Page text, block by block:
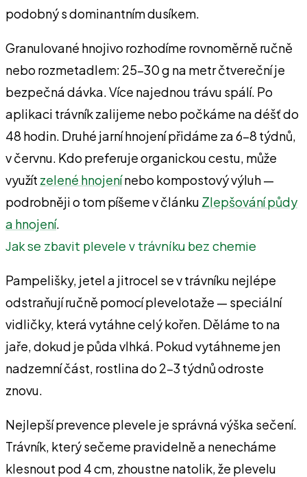
podobný s dominantním dusíkem.
Granulované hnojivo rozhodíme rovnoměrně ručně
nebo rozmetadlem: 25–30 g na metr čtvereční je
bezpečná dávka. Více najednou trávu spálí. Po
aplikaci trávník zalijeme nebo počkáme na déšť do
48 hodin. Druhé jarní hnojení přidáme za 6–8 týdnů,
v červnu. Kdo preferuje organickou cestu, může
využít zelené hnojenínebo kompostový výluh —
podrobněji o tom píšeme v článku Zlepšování půdy
a hnojení.
Jak se zbavit plevele v trávníku bez chemie
Pampelišky, jetel a jitrocel se v trávníku nejlépe
odstraňují ručně pomocí plevelotaže — speciální
vidličky, která vytáhne celý kořen. Děláme to na
jaře, dokud je půda vlhká. Pokud vytáhneme jen
nadzemní část, rostlina do 2–3 týdnů odroste
znovu.
Nejlepší prevence plevele je správná výška sečení.
Trávník, který sečeme pravidelně a nenecháme
klesnout pod 4 cm, zhoustne natolik, že plevelu